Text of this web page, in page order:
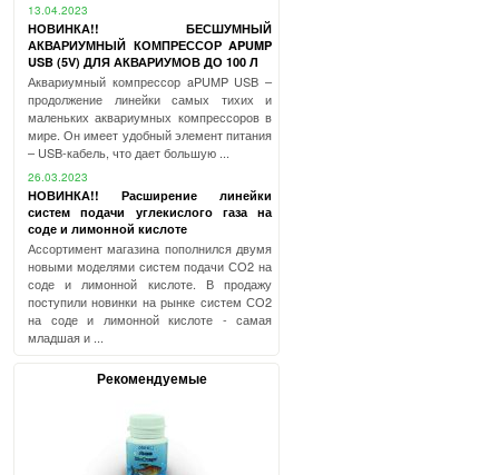
13.04.2023
НОВИНКА!! БЕСШУМНЫЙ
АКВАРИУМНЫЙ КОМПРЕССОР APUMP
USB (5V) ДЛЯ АКВАРИУМОВ ДО 100 Л
Аквариумный компрессор aPUMP USB –
продолжение линейки самых тихих и
маленьких аквариумных компрессоров в
мире. Он имеет удобный элемент питания
– USB-кабель, что дает большую ...
26.03.2023
НОВИНКА!! Расширение линейки
систем подачи углекислого газа на
соде и лимонной кислоте
Ассортимент магазина пополнился двумя
новыми моделями систем подачи СО2 на
соде и лимонной кислоте. В продажу
поступили новинки на рынке систем СО2
на соде и лимонной кислоте - самая
младшая и ...
Рекомендуемые